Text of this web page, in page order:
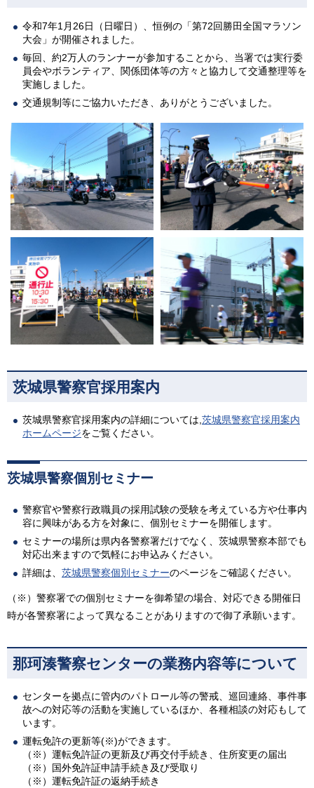
令和7年1月26日（日曜日）、恒例の「第72回勝田全国マラソン
大会」が開催されました。
毎回、約2万人のランナーが参加することから、当署では実行委
員会やボランティア、関係団体等の方々と協力して交通整理等を
実施しました。
交通規制等にご協力いただき、ありがとうございました。
茨城県警察官採用案内
茨城県警察官採用案内の詳細については,茨城県警察官採用案内
ホームページをご覧ください。
茨城県警察個別セミナー
警察官や警察行政職員の採用試験の受験を考えている方や仕事内
容に興味がある方を対象に、個別セミナーを開催します。
セミナーの場所は県内各警察署だけでなく、茨城県警察本部でも
対応出来ますので気軽にお申込みください。
詳細は、 茨城県警察個別セミナーのページをご確認ください。
（※）警察署での個別セミナーを御希望の場合、対応できる開催日
時が各警察署によって異なることがありますので御了承願います。
那珂湊警察センターの業務内容等について
センターを拠点に管内のパトロール等の警戒、巡回連絡、事件事
故への対応等の活動を実施しているほか、各種相談の対応もして
います。
運転免許の更新等(※)ができます。
（※）運転免許証の更新及び再交付手続き、住所変更の届出
（※）国外免許証申請手続き及び受取り
（※）運転免許証の返納手続き